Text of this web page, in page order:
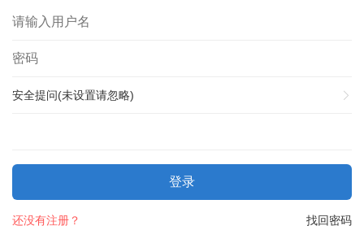
安全提问(未设置请忽略)
登录
找回密码
还没有注册？